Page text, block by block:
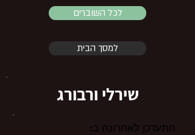
לכל השוברים
למסך הבית
שירלי ורבורג
התעדכן לאחרונה ב: